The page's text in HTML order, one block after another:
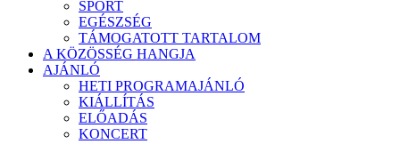
SPORT
EGÉSZSÉG
TÁMOGATOTT TARTALOM
A KÖZÖSSÉG HANGJA
AJÁNLÓ
HETI PROGRAMAJÁNLÓ
KIÁLLÍTÁS
ELŐADÁS
KONCERT